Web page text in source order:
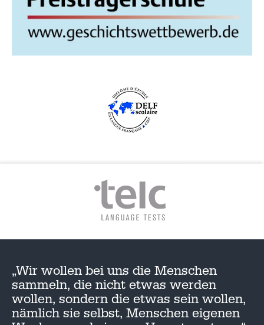
„Wir wollen bei uns die Menschen
sammeln, die nicht etwas werden
wollen, sondern die etwas sein wollen,
nämlich sie selbst, Menschen eigenen